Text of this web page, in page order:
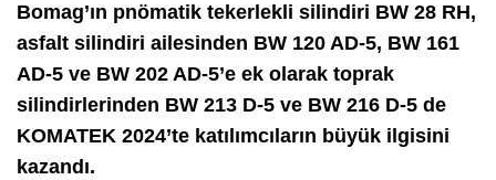
Bomag’ın pnömatik tekerlekli silindiri BW 28 RH,
asfalt silindiri ailesinden BW 120 AD-5, BW 161
AD-5 ve BW 202 AD-5’e ek olarak toprak
silindirlerinden BW 213 D-5 ve BW 216 D-5 de
KOMATEK 2024’te katılımcıların büyük ilgisini
kazandı.